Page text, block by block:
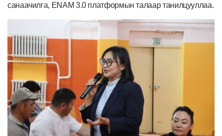
санаачилга, ENAM 3.0 платформын талаар танилцууллаа.